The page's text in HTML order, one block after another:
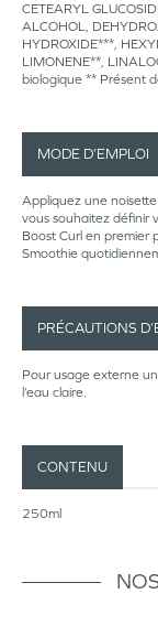
CETEARYL
ALCOHOL,
HYDROXIDE***,
LIMONENE**,
biologique ** Présent
MODE D’EMPLOI
Appliquez une
vous souhaitez définir
Boost Curl en premier
Smoothie
PRÉCAUTIONS
Pour usage externe
l’eau claire.
CONTENU
250ml